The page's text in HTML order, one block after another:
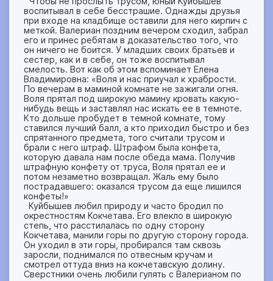
воспитывал в себе бесстрашие. Однажды друзья
при входе на кладбище оставили для него кирпич с
меткой. Валериан поздним вечером сходил, забрал
его и принес ребятам в доказательство того, что
он ничего не боится. У младших своих братьев и
сестер, как и в себе, он тоже воспитывал
смелость. Вот как об этом вспоминает Елена
Владимировна: «Воля и нас приучал к храбрости.
По вечерам в маминой комнате не зажигали огня.
Воля прятал под широкую мамину кровать какую-
нибудь вещь и заставлял нас искать ее в темноте.
Кто дольше пробудет в темной комнате, тому
ставился лучший балл, а кто приходил быстро и без
спрятанного предмета, того считали трусом и
брали с него штраф. Штрафом была конфета,
которую давала нам после обеда мама. Получив
штрафную конфету от труса, Воля прятал ее и
потом незаметно возвращал. Жаль ему было
пострадавшего: оказался трусом да еще лишился
конфеты!»
Куйбышев любил природу и часто бродил по
окрестностям Кокчетава. Его влекло в широкую
степь, что расстилалась по одну сторону
Кокчетава, манили горы по другую сторону города.
Он уходил в эти горы, пробирался там сквозь
заросли, поднимался по отвесным кручам и
смотрел оттуда вниз на кокчетавскую долину.
Сверстники очень любили гулять с Валерианом по